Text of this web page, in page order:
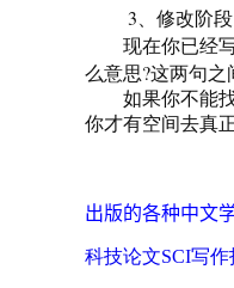
3 、修改阶段
现在你已经写
么意思?这两句之
如果你不能找
你才有空间去真
出版的各种中文
科技论文SCI写作